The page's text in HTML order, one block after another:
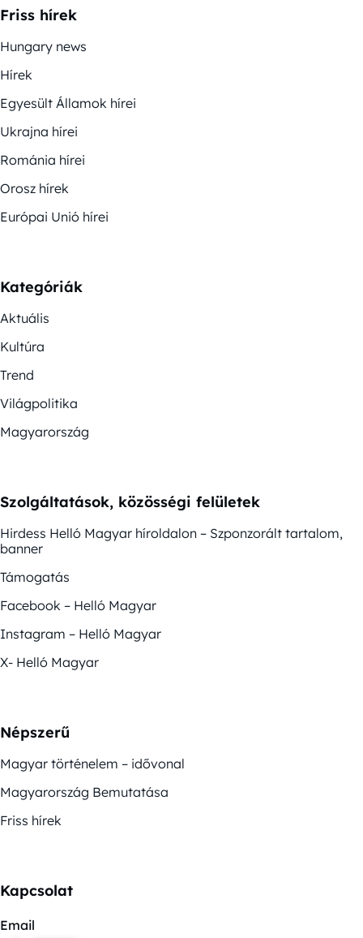
Friss hírek
Hungary news
Hírek
Egyesült Államok hírei
Ukrajna hírei
Románia hírei
Orosz hírek
Európai Unió hírei
Kategóriák
Aktuális
Kultúra
Trend
Világpolitika
Magyarország
Szolgáltatások, közösségi felületek
Hirdess Helló Magyar híroldalon – Szponzorált tartalom,
banner
Támogatás
Facebook – Helló Magyar
Instagram – Helló Magyar
X- Helló Magyar
Népszerű
Magyar történelem – idővonal
Magyarország Bemutatása
Friss hírek
Kapcsolat
Email